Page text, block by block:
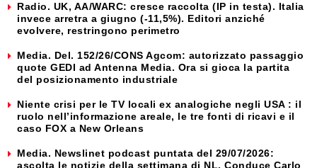
Radio. UK, AA/WARC: cresce raccolta (IP in testa). Italia
invece arretra a giugno (-11,5%). Editori anziché
evolvere, restringono perimetro
Media. Del. 152/26/CONS Agcom: autorizzato passaggio
quote GEDI ad Antenna Media. Ora si gioca la partita
del posizionamento industriale
Niente crisi per le TV locali ex analogiche negli USA : il
ruolo nell’informazione areale, le tre fonti di ricavi e il
caso FOX a New Orleans
Media. Newslinet podcast puntata del 29/07/2026:
ascolta le notizie della settimana di NL. Conduce Carlo